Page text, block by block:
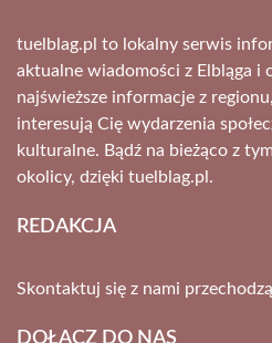
tuelblag.pl to lokalny serwis
aktualne wiadomości z Elbląga i
najświeższe informacje z
interesują Cię wydarzenia
kulturalne. Bądź na bieżąco z
okolicy, dzięki tuelblag.pl.
REDAKCJA
Skontaktuj się z nami
DOŁĄCZ DO NAS